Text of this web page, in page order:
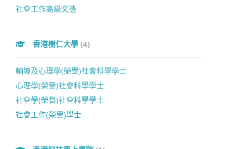
社會工作高級文憑
香港樹仁大學(4)
輔導及心理學(榮譽)社會科學學士
心理學(榮譽)社會科學學士
社會學(榮譽)社會科學學士
社會工作(榮譽)學士